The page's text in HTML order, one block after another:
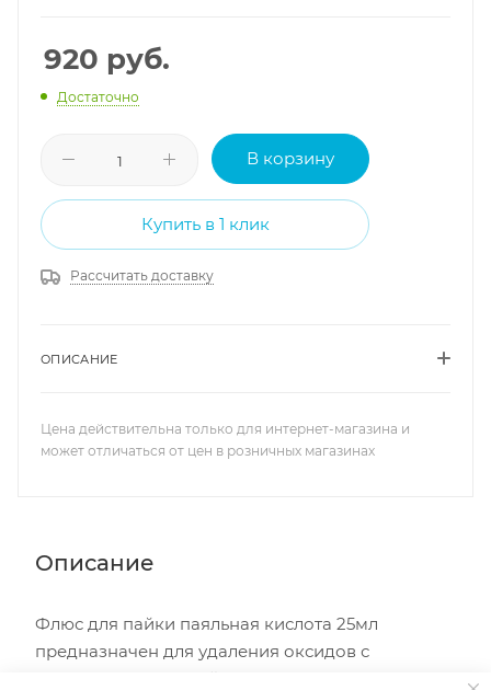
920 руб.
Достаточно
В корзину
Купить в 1 клик
Рассчитать доставку
ОПИСАНИЕ
Цена действительна только для интернет-магазина и
может отличаться от цен в розничных магазинах
Описание
Флюс для пайки паяльная кислота 25мл
предназначен для удаления оксидов с
поверхности под пайку, улучшения растекания